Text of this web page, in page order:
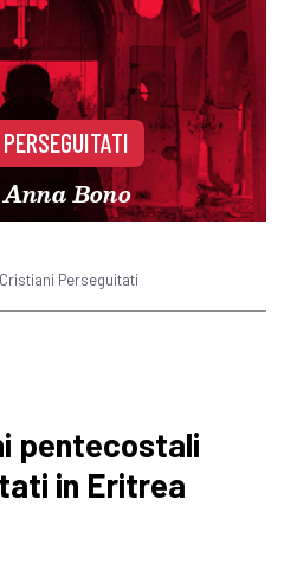
Anna Bono
Cristiani Perseguitati
pentecostali
in Eritrea